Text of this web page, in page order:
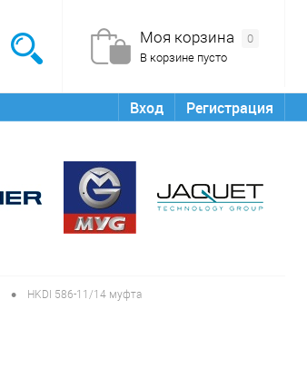
Моя корзина
0
В корзине пусто
Вход Регистрация
• HKDI 586-11/14 муфта